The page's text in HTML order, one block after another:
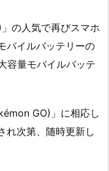
の人気で再びスマホ
バイルバッテリーの
容量モバイルバッテ
GO)」に相応し
れ次第、随時更新し